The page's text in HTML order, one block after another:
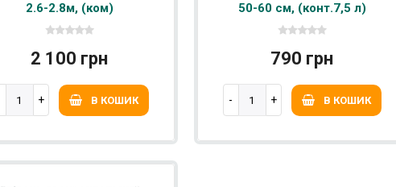
2.6-2.8м, (ком)
2 100 грн
В КОШИК
50-60 см, (конт.7,5 л)
790 грн
В КОШИК